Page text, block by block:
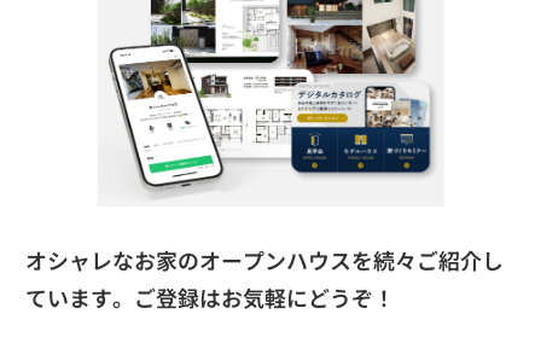
オシャレなお家のオープンハウスを続々ご紹介し
ています。 ご登録はお気軽にどうぞ！